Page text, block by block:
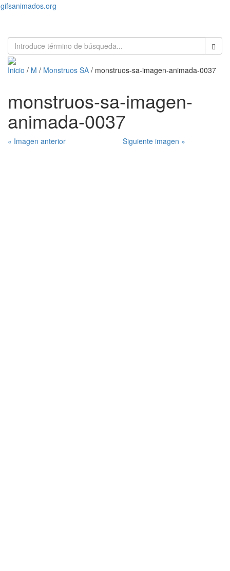
gifsanimados.org
Inicio / M / Monstruos SA / monstruos-sa-imagen-animada-0037
monstruos-sa-imagen-
animada-0037
« Imagen anterior Siguiente imagen »